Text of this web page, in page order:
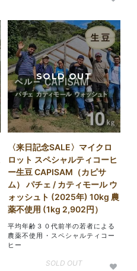
〈来日記念SALE〉マイクロ
ロット スペシャルティコーヒ
ー生豆 CAPISAM（カピサ
ム） パチェ / カティモール ウ
ォッシュト (2025年) 10kg 農
薬不使用 (1kg 2,902円）
平均年齢３０代前半の若者による
農薬不使用・スペシャルティコー
ヒー
SOLD OUT